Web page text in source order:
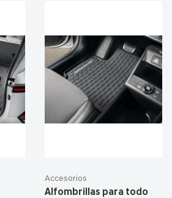
Accesorios
Alfombrillas para todo